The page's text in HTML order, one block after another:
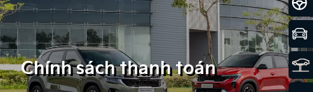
Chính sách thanh toán